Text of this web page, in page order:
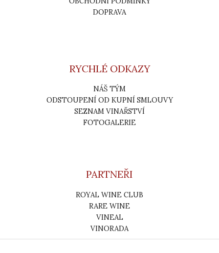
DOPRAVA
RYCHLÉ ODKAZY
NÁŠ TÝM
ODSTOUPENÍ OD KUPNÍ SMLOUVY
SEZNAM VINAŘSTVÍ
FOTOGALERIE
PARTNEŘI
ROYAL WINE CLUB
RARE WINE
VINEAL
VINORADA